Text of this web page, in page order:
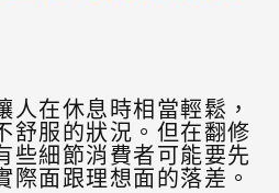
人在休息時相當輕鬆，
舒服的狀況。但在翻修
些細節消費者可能要先
際面跟理想面的落差。